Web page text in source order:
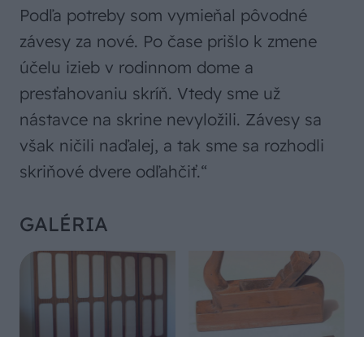
Podľa potreby som vymieňal pôvodné
závesy za nové. Po čase prišlo k zmene
účelu izieb v rodinnom dome a
presťahovaniu skríň. Vtedy sme už
nástavce na skrine nevyložili. Závesy sa
však ničili naďalej, a tak sme sa rozhodli
skriňové dvere odľahčiť.“
GALÉRIA